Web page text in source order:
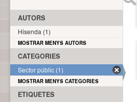
AUTORS
Hisenda (1)
MOSTRAR MENYS AUTORS
CATEGORIES
Sector públic (1)
MOSTRAR MENYS CATEGORIES
ETIQUETES